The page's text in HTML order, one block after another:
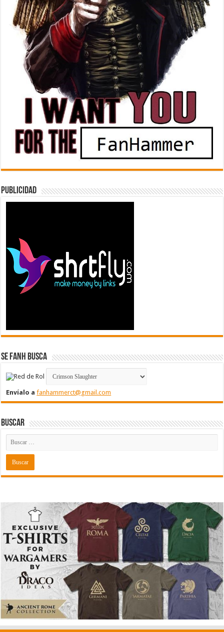
Publicidad
Se FanH Busca
Envíalo afanhammerct@gmail.com
Buscar